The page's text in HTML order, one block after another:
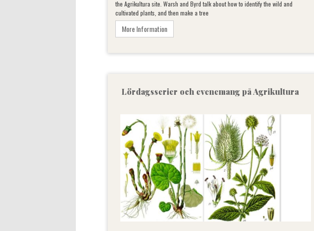
the Agrikultura site. Warsh and Byrd talk about how to identify the wild and
cultivated plants, and then make a tree
More Information
Lördagsserier och evenemang på Agrikultura